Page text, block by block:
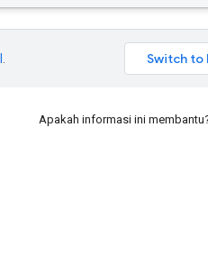
Apakah informasi ini